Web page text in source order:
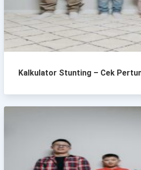
Kalkulator Stunting – Cek